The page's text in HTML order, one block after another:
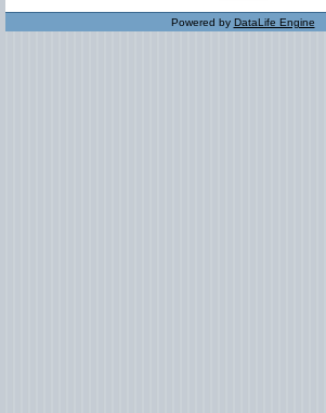
Powered by DataLife Engine